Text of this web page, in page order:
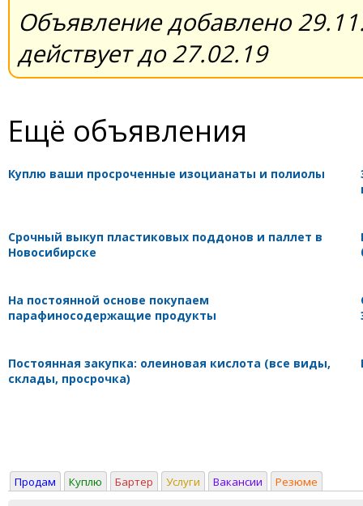
Объявление добавлено
действует до 27.02.19
Ещё объявления
Куплю ваши просроченные изоцианаты и полиолы
Срочный выкуп пластиковых поддонов и паллет в
Новосибирске
На постоянной основе покупаем
парафиносодержащие продукты
Постоянная закупка: олеиновая кислота (все виды,
склады, просрочка)
Продам Куплю Бартер Услуги Вакансии Резюме